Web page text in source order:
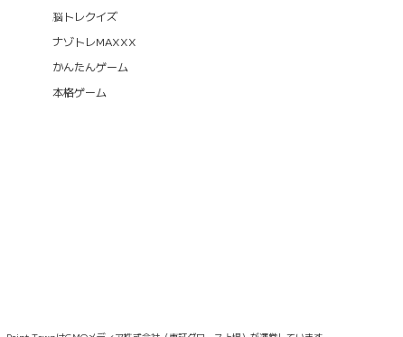
脳トレクイズ
ナゾトレMAXXX
かんたんゲーム
本格ゲーム